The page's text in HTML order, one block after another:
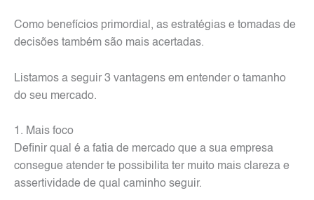
Como benefícios primordial, as estratégias e tomadas de
decisões também são mais acertadas.
Listamos a seguir 3 vantagens em entender o tamanho
do seu mercado.
1. Mais foco
Definir qual é a fatia de mercado que a sua empresa
consegue atender te possibilita ter muito mais clareza e
assertividade de qual caminho seguir.